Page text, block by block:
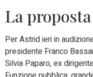
La
Per Astrid ieri in
presidente Franco
Silvia Paparo, ex